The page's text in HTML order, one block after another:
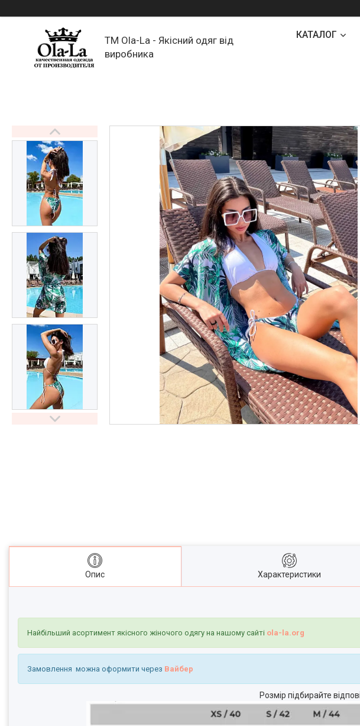
TM Ola-La - Якісний одяг від
виробника
КАТАЛОГ
Опис Характеристики
Найбільший асортимент якісного жіночого одягу на нашому сайті ola-la.org
Замовлення можна оформити через Вайбер
Розмір підбирайте